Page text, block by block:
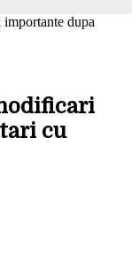
dupa
cu